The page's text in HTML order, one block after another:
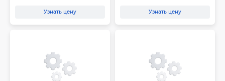
Узнать цену Узнать цену